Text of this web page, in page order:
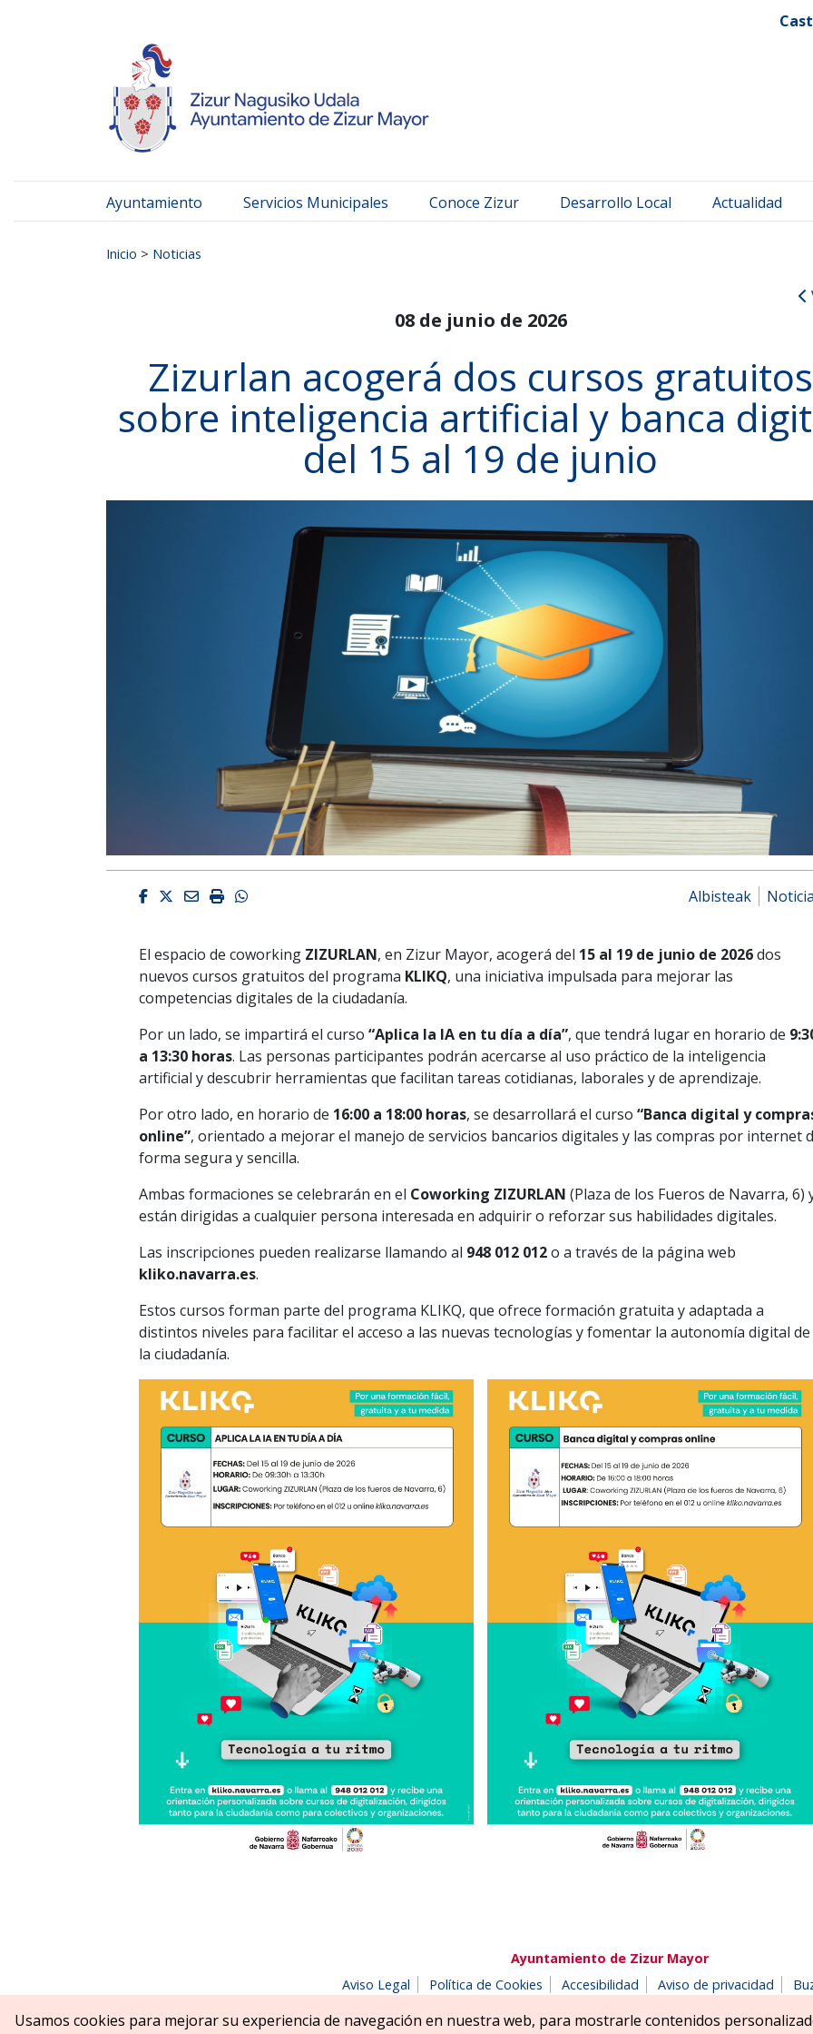
Ayuntamiento Servicios Municipales Conoce Zizur Desarrollo Local Actualidad
Inicio > Noticias
08 de junio de 2026
Zizurlan acogerá dos cursos gratuitos
sobre inteligencia artificial y banca
del 15 al 19 de junio
Facebook
Twitter
EmailImprimirWhatsapp Albisteak
El espacio de coworking ZIZURLAN, en Zizur Mayor, acogerá del 15 al 19 de junio de 2026dos
nuevos cursos gratuitos del programa KLIKQ, una iniciativa impulsada para mejorar las
competencias digitales de la ciudadanía.
Por un lado, se impartirá el curso “Aplica la IA en tu día a día”, que tendrá lugar en horario de
a 13:30 horas. Las personas participantes podrán acercarse al uso práctico de la inteligencia
artificial y descubrir herramientas que facilitan tareas cotidianas, laborales y de aprendizaje.
Por otro lado, en horario de 16:00 a 18:00 horas, se desarrollará el curso “Banca digital y
online”, orientado a mejorar el manejo de servicios bancarios digitales y las compras por internet
forma segura y sencilla.
Ambas formaciones se celebrarán en el Coworking ZIZURLAN (Plaza de los Fueros de Navarra, 6)
están dirigidas a cualquier persona interesada en adquirir o reforzar sus habilidades digitales.
Las inscripciones pueden realizarse llamando al 948 012 012o a través de la página web
kliko.navarra.es.
Estos cursos forman parte del programa KLIKQ, que ofrece formación gratuita y adaptada a
distintos niveles para facilitar el acceso a las nuevas tecnologías y fomentar la autonomía digital de
la ciudadanía.
Ayuntamiento de Zizur Mayor
Aviso Legal
Política de Cookies Accesibilidad Aviso de privacidad
Usamos cookies para mejorar su experiencia de navegación en nuestra web, para mostrarle contenidos